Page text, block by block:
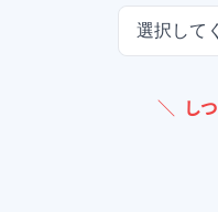
選択して
＼ し